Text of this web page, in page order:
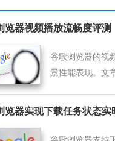
览器视频播放流畅度评测
谷歌浏览器的视
景性能表现。文
览器实现下载任务状态实